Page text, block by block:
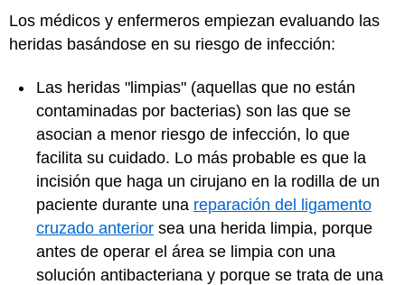
Los médicos y enfermeros empiezan evaluando las
heridas basándose en su riesgo de infección:
Las heridas "limpias" (aquellas que no están
contaminadas por bacterias) son las que se
asocian a menor riesgo de infección, lo que
facilita su cuidado. Lo más probable es que la
incisión que haga un cirujano en la rodilla de un
paciente durante una reparación del ligamento
cruzado anterior sea una herida limpia, porque
antes de operar el área se limpia con una
solución antibacteriana y porque se trata de una